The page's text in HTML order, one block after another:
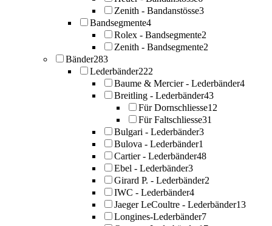
Zenith - Bandanstösse3
Bandsegmente4
Rolex - Bandsegmente2
Zenith - Bandsegmente2
Bänder283
Lederbänder222
Baume & Mercier - Lederbänder4
Breitling - Lederbänder43
Für Dornschliesse12
Für Faltschliesse31
Bulgari - Lederbänder3
Bulova - Lederbänder1
Cartier - Lederbänder48
Ebel - Lederbänder3
Girard P. - Lederbänder2
IWC - Lederbänder4
Jaeger LeCoultre - Lederbänder13
Longines-Lederbänder7